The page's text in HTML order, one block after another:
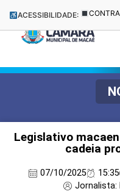
ACESSIBILIDADE:
Legislativo
cadeia
07/10/2025 15:35
Jornalista: